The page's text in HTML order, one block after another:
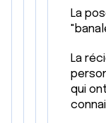
La
La
qui